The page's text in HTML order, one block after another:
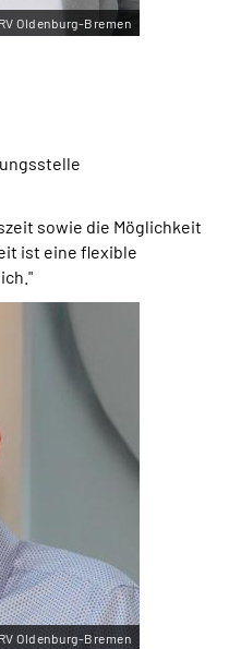
Oldenburg-Bremen
sowie die Möglichkeit
ist eine flexible
Oldenburg-Bremen